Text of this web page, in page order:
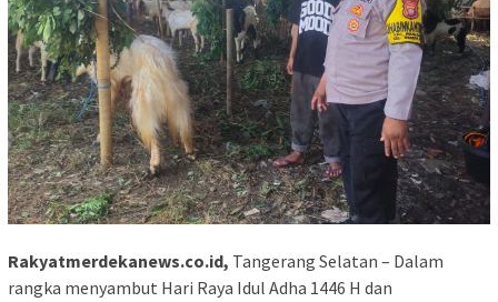
Rakyatmerdekanews.co.id, Tangerang Selatan – Dalam
rangka menyambut Hari Raya Idul Adha 1446 H dan